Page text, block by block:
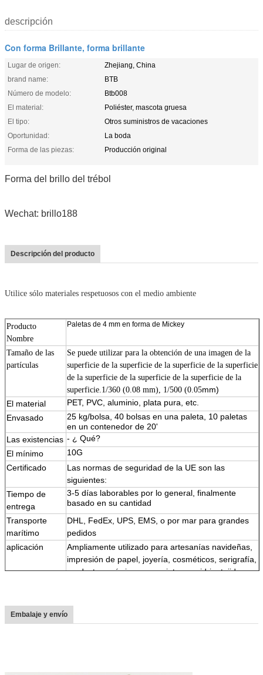
descripción
Con forma Brillante, forma brillante
Lugar de origen:
Zhejiang, China
brand name:
BTB
Número de modelo:
Btb008
El material:
Poliéster, mascota gruesa
El tipo:
Otros suministros de vacaciones
Oportunidad:
La boda
Forma de las piezas:
Producción original
Forma del brillo del trébol
Wechat: brillo188
Descripción del producto
Utilice sólo materiales respetuosos con el medio ambiente
Producto
Nombre
Paletas de 4 mm en forma de Mickey
Tamaño de las
partículas
Se puede utilizar para la obtención de una imagen de la
superficie de la superficie de la superficie de la superficie
de la superficie de la superficie de la superficie de la
superficie.1/360 (0.08 mm), 1/500 (0.05mm)
El material
PET, PVC, aluminio, plata pura, etc.
Envasado
25 kg/bolsa, 40 bolsas en una paleta, 10 paletas
en un contenedor de 20'
Las existencias - ¿ Qué?
El mínimo
10G
Certificado
Las normas de seguridad de la UE son las
siguientes:
Tiempo de
entrega
3-5 días laborables por lo general, finalmente
basado en su cantidad
Transporte
marítimo
DHL, FedEx, UPS, EMS, o por mar para grandes
pedidos
aplicación
Ampliamente utilizado para artesanías navideñas,
impresión de papel, joyería, cosméticos, serigrafía,
productos químicos para pinturas, vidrio, tejidos,
disolventes y a los ácidos y alcalinos
Embalaje y envío